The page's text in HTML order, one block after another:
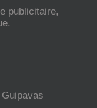
publicitaire,